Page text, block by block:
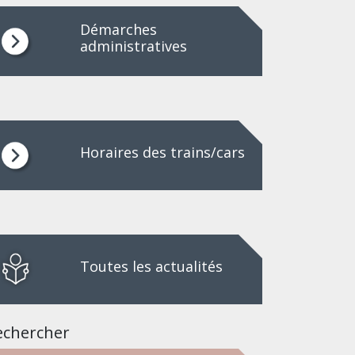
Démarches
administratives
Horaires des trains/cars
Toutes les actualités